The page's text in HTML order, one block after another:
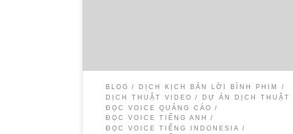
BLOG
DỊCH KỊCH BẢN LỜI BÌNH PHIM
DỊCH THUẬT VIDEO
DỰ ÁN DỊCH THUẬT
ĐỌC VOICE QUẢNG CÁO
ĐỌC VOICE TIẾNG ANH
ĐỌC VOICE TIẾNG INDONESIA